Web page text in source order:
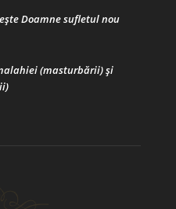
Doamne sufletul nou
(masturbării) şi